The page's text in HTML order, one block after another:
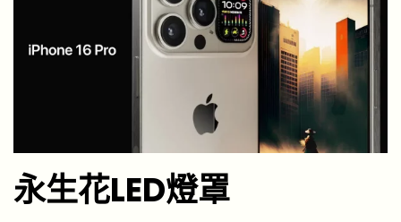
永生花LED燈罩